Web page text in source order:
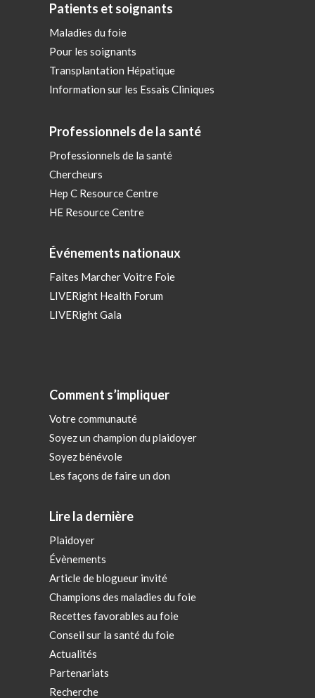
Patients et soignants
Maladies du foie
Pour les soignants
Transplantation Hépatique
Information sur les Essais Cliniques
Professionnels de la santé
Professionnels de la santé
Chercheurs
Hep C Resource Centre
HE Resource Centre
Événements nationaux
Faites Marcher Voitre Foie
LIVERight Health Forum
LIVERight Gala
Comment s’impliquer
Votre communauté
Soyez un champion du plaidoyer
Soyez bénévole
Les façons de faire un don
Lire la dernière
Plaidoyer
Évènements
Article de blogueur invité
Champions des maladies du foie
Recettes favorables au foie
Conseil sur la santé du foie
Actualités
Partenariats
Recherche